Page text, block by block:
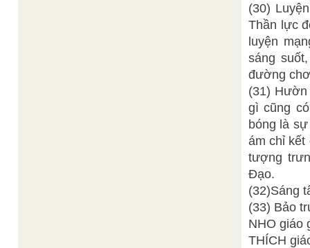
(30)
Thần lực
luyện
sáng
đường
(31)
gì cũng
bóng là
ám chỉ
tượng
Đạo.
(32)Sáng
(33) Bảo
NHO giáo
THÍCH